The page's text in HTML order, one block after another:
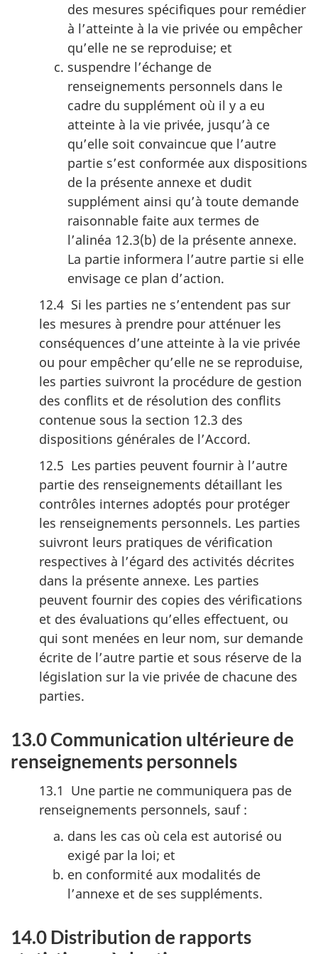
des mesures spécifiques pour remédier
à l’atteinte à la vie privée ou empêcher
qu’elle ne se reproduise; et
suspendre l’échange de
renseignements personnels dans le
cadre du supplément où il y a eu
atteinte à la vie privée, jusqu’à ce
qu’elle soit convaincue que l’autre
partie s’est conformée aux dispositions
de la présente annexe et dudit
supplément ainsi qu’à toute demande
raisonnable faite aux termes de
l’alinéa 12.3(b) de la présente annexe.
La partie informera l’autre partie si elle
envisage ce plan d’action.
12.4 Si les parties ne s’entendent pas sur
les mesures à prendre pour atténuer les
conséquences d’une atteinte à la vie privée
ou pour empêcher qu’elle ne se reproduise,
les parties suivront la procédure de gestion
des conflits et de résolution des conflits
contenue sous la section 12.3 des
dispositions générales de l’Accord.
12.5 Les parties peuvent fournir à l’autre
partie des renseignements détaillant les
contrôles internes adoptés pour protéger
les renseignements personnels. Les parties
suivront leurs pratiques de vérification
respectives à l’égard des activités décrites
dans la présente annexe. Les parties
peuvent fournir des copies des vérifications
et des évaluations qu’elles effectuent, ou
qui sont menées en leur nom, sur demande
écrite de l’autre partie et sous réserve de la
législation sur la vie privée de chacune des
parties.
13.0 Communication ultérieure de
renseignements personnels
13.1 Une partie ne communiquera pas de
renseignements personnels, sauf :
dans les cas où cela est autorisé ou
exigé par la loi; et
en conformité aux modalités de
l’annexe et de ses suppléments.
14.0 Distribution de rapports